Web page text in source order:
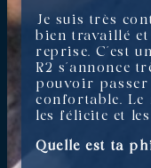
Je suis très
bien travaillé
reprise. C’est
R2 s’annonce
pouvoir passer
confortable. Le
les félicite et
Quelle est ta